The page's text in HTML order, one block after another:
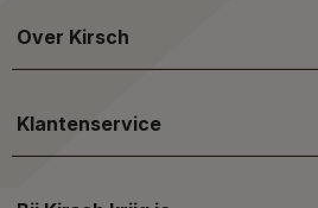
Over Kirsch
Klantenservice